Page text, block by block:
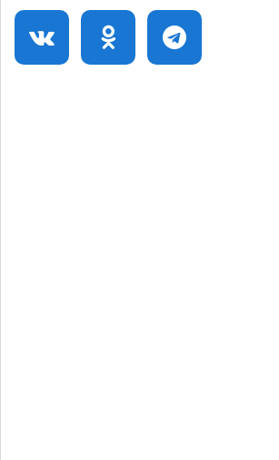
08:47
Астраханский суд оценил четыре удара
по голове полицейского в сто тысяч
рублей